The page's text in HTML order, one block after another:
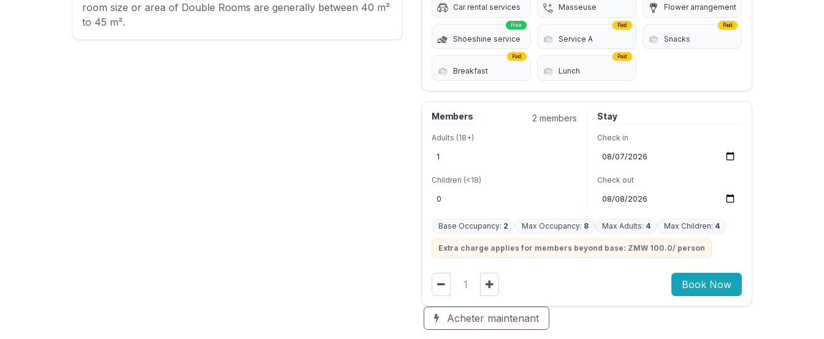
room size or area of Double Rooms are generally between 40 m²
to 45 m².
Car rental services Masseuse Flower arrangement
Free
Shoeshine service
Paid
Service A
Paid
Snacks
Paid
Breakfast
Paid
Lunch
Members 2 members
Adults (18+)
Children (<18)
Stay
Check in
Check out
Base Occupancy: 2 Max Occupancy: 8 Max Adults: 4 Max Children: 4
Extra charge applies for members beyond base: ZMW 100.0/ person
Book Now
Acheter maintenant